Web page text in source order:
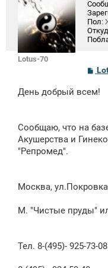
Lotus-70
Пол:
С
б
и
День добрый всем!
Сообщаю, что на
Акушерства и
"Репромед".
Москва,
М. "Чистые пруды"
Тел. 8-(495)- 925-73-08